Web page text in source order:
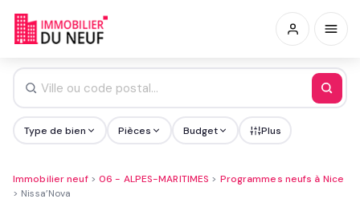
Type de bien Pièces Budget Plus
Immobilier neuf> 06 - ALPES-MARITIMES > Programmes neufs à Nice
> Nissa’Nova